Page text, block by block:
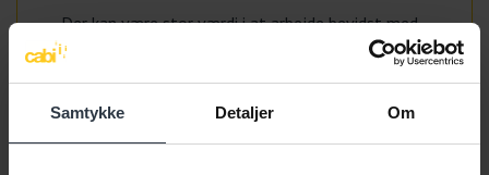
Samtykke Detaljer Om
Der kan være stor værdi i at arbejde bevidst med
at fastholde de erfarne medarbejdere. Få viden
og læs om lovstof og ordninger, der kan styrke
jeres rekruttering og fastholdelse af seniorer.